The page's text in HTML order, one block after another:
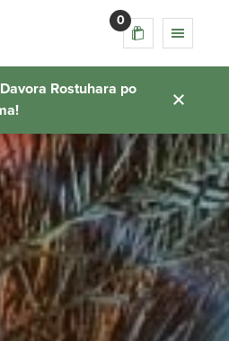
0
Rostuhara po